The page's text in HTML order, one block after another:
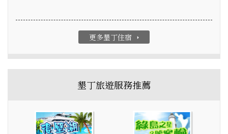
更多墾丁住宿 arrow_right
墾丁旅遊服務推薦